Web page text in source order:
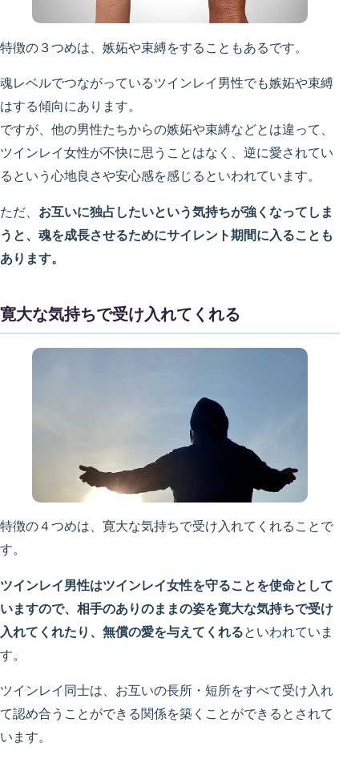
特徴の３つめは、嫉妬や束縛をすることもあるです。
魂レベルでつながっているツインレイ男性でも嫉妬や束縛
はする傾向にあります。
ですが、他の男性たちからの嫉妬や束縛などとは違って、
ツインレイ女性が不快に思うことはなく、逆に愛されてい
るという心地良さや安心感を感じるといわれています。
ただ、 お互いに独占したいという気持ちが強くなってしま
うと、魂を成長させるためにサイレント期間に入ることも
あります。
寛大な気持ちで受け入れてくれる
特徴の４つめは、寛大な気持ちで受け入れてくれることで
す。
ツインレイ男性はツインレイ女性を守ることを使命として
いますので、相手のありのままの姿を寛大な気持ちで受け
入れてくれたり、無償の愛を与えてくれるといわれていま
す。
ツインレイ同士は、お互いの長所・短所をすべて受け入れ
て認め合うことができる関係を築くことができるとされて
います。